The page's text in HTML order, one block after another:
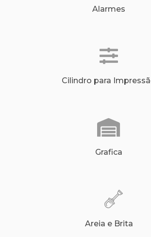
Alarmes
Cilindro para
Grafica
Areia e Brita